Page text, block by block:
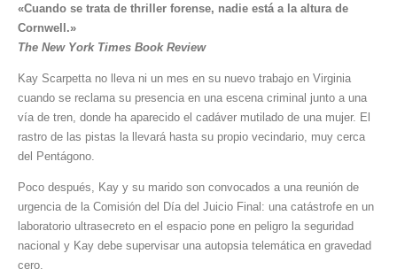
«Cuando se trata de thriller forense, nadie está a la altura de
Cornwell.»
The New York Times Book Review
Kay Scarpetta no lleva ni un mes en su nuevo trabajo en Virginia
cuando se reclama su presencia en una escena criminal junto a una
vía de tren, donde ha aparecido el cadáver mutilado de una mujer. El
rastro de las pistas la llevará hasta su propio vecindario, muy cerca
del Pentágono.
Poco después, Kay y su marido son convocados a una reunión de
urgencia de la Comisión del Día del Juicio Final: una catástrofe en un
laboratorio ultrasecreto en el espacio pone en peligro la seguridad
nacional y Kay debe supervisar una autopsia telemática en gravedad
cero.